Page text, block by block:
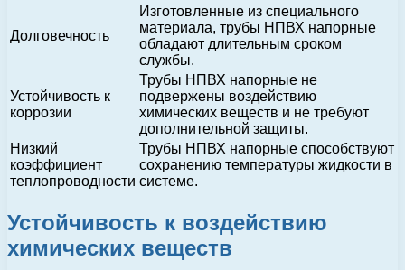
Долговечность
Изготовленные из специального
материала, трубы НПВХ напорные
обладают длительным сроком
службы.
Устойчивость к
коррозии
Трубы НПВХ напорные не
подвержены воздействию
химических веществ и не требуют
дополнительной защиты.
Низкий
коэффициент
теплопроводности
Трубы НПВХ напорные способствуют
сохранению температуры жидкости в
системе.
Устойчивость к воздействию
химических веществ